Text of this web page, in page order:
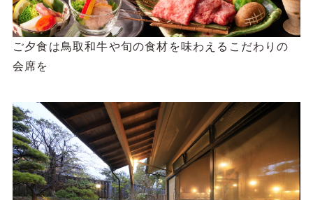
ご夕食は鳥取和牛や旬の食材を味わえるこだわりの
会席を